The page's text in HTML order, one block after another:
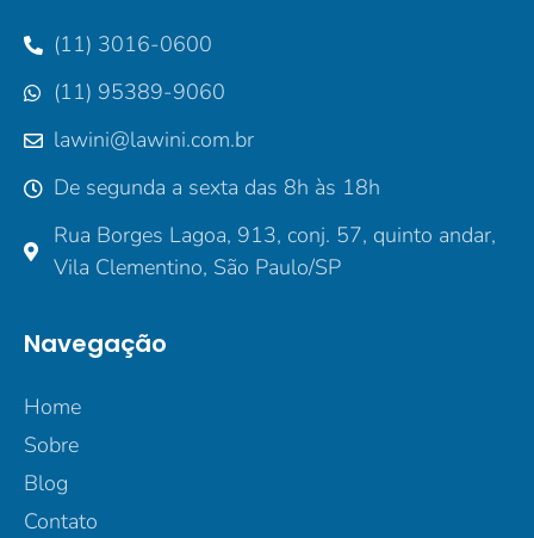
(11) 3016-0600
(11) 95389-9060
lawini@lawini.com.br
De segunda a sexta das 8h às 18h
Rua Borges Lagoa, 913, conj. 57, quinto andar,
Vila Clementino, São Paulo/SP
Navegação
Home
Sobre
Blog
Contato